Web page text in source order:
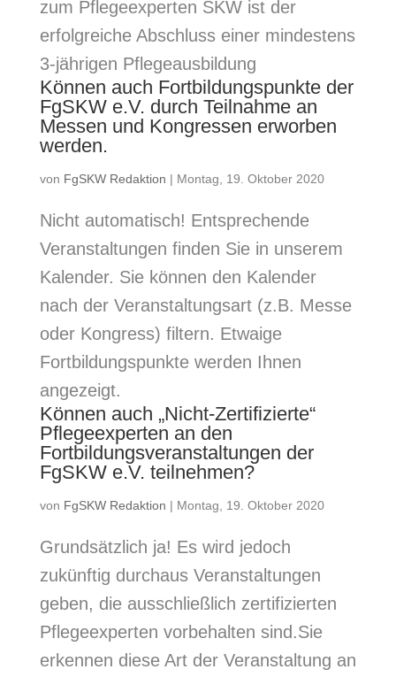
zum Pflegeexperten SKW ist der
erfolgreiche Abschluss einer mindestens
3-jährigen Pflegeausbildung
Können auch Fortbildungspunkte der
FgSKW e.V. durch Teilnahme an
Messen und Kongressen erworben
werden.
von FgSKW Redaktion | Montag, 19. Oktober 2020
Nicht automatisch! Entsprechende
Veranstaltungen finden Sie in unserem
Kalender. Sie können den Kalender
nach der Veranstaltungsart (z.B. Messe
oder Kongress) filtern. Etwaige
Fortbildungspunkte werden Ihnen
angezeigt.
Können auch „Nicht-Zertifizierte“
Pflegeexperten an den
Fortbildungsveranstaltungen der
FgSKW e.V. teilnehmen?
von FgSKW Redaktion | Montag, 19. Oktober 2020
Grundsätzlich ja! Es wird jedoch
zukünftig durchaus Veranstaltungen
geben, die ausschließlich zertifizierten
Pflegeexperten vorbehalten sind.Sie
erkennen diese Art der Veranstaltung an